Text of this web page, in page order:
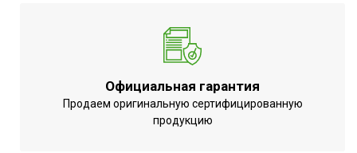
Официальная гарантия
Продаем оригинальную сертифицированную
продукцию